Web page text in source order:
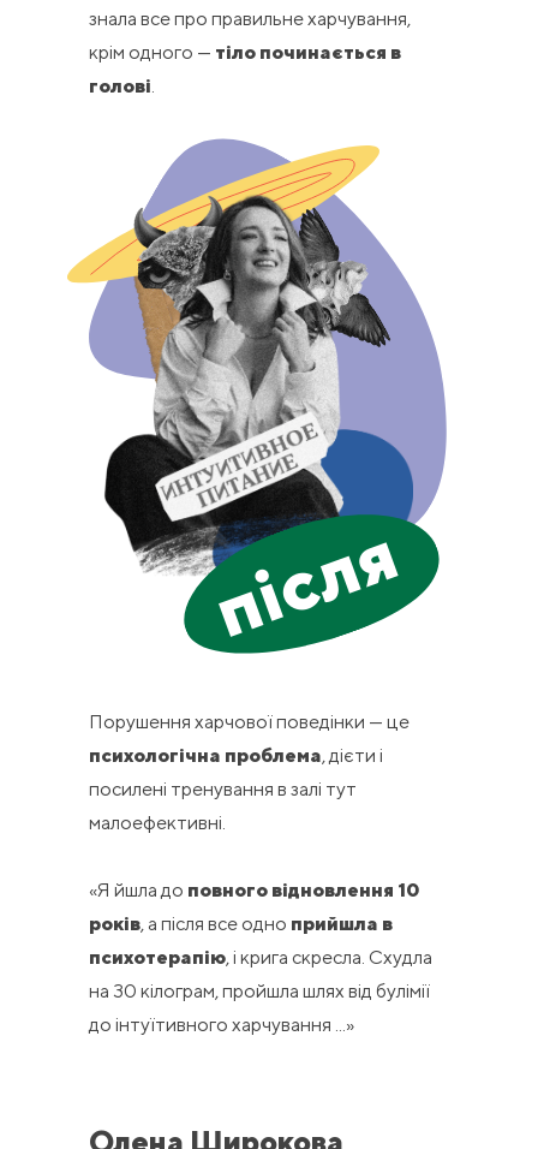
Порушення харчової поведінки — це
психологічна проблема, дієти і
посилені тренування в залі тут
малоефективні.
«Я йшла до повного відновлення 10
років, а після все одно прийшла в
психотерапію, і крига скресла. Схудла
на 30 кілограм, пройшла шлях від булімії
до інтуїтивного харчування ...»
знала все про правильне харчування,
крім одного — тіло починається в
голові
після
Олена Широкова